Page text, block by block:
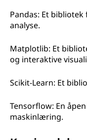
Pandas: Et
analyse.
Matplotlib: Et
og interaktive
Scikit-Learn: Et
Tensorflow: En
maskinlæring.